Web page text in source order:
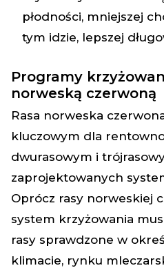
płodności, mniejszej
tym idzie, lepszej
Programy
norweską czerwoną
Rasa norweska
kluczowym dla
dwurasowym i
zaprojektowanych
Oprócz rasy norweskiej
system krzyżowania
rasy sprawdzone w
klimacie, rynku